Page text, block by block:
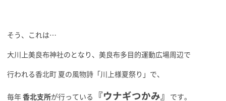
そう、これは…
大川上美良布神社のとなり、美良布多目的運動広場周辺で
行われる香北町 夏の風物詩「川上様夏祭り」で、
毎年 香北支所が行っている 『ウナギつかみ』 です。